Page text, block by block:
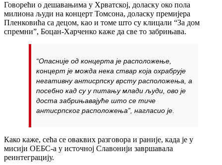
Говорећи о дешавањима у Хрватској, доласку око пола
милиона људи на концерт Томсона, доласку премијера
Пленковића са децом, као и томе што су клицали “За дом
спремни”, Боцан-Харченко каже да све то забрињава.
“Опасније од концерта је расположење,
концерт је можда нека ствар која охрабрује
негативну антисрпску врсту расположења, а
посебно кад су у питању млади људи, ово је
доста забрињавајуће што се тиче
антисрпског расположења”, нагласио је.
Како каже, сећа се оваквих разговора и раније, када је у
мисији ОЕБС-а у источној Славонији завршавала
реинтеграцију.